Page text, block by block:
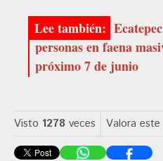
personas en faena
próximo 7 de junio
Visto 1278 veces Valora